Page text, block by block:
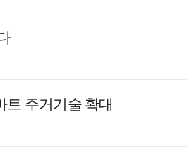
트 주거기술 확대